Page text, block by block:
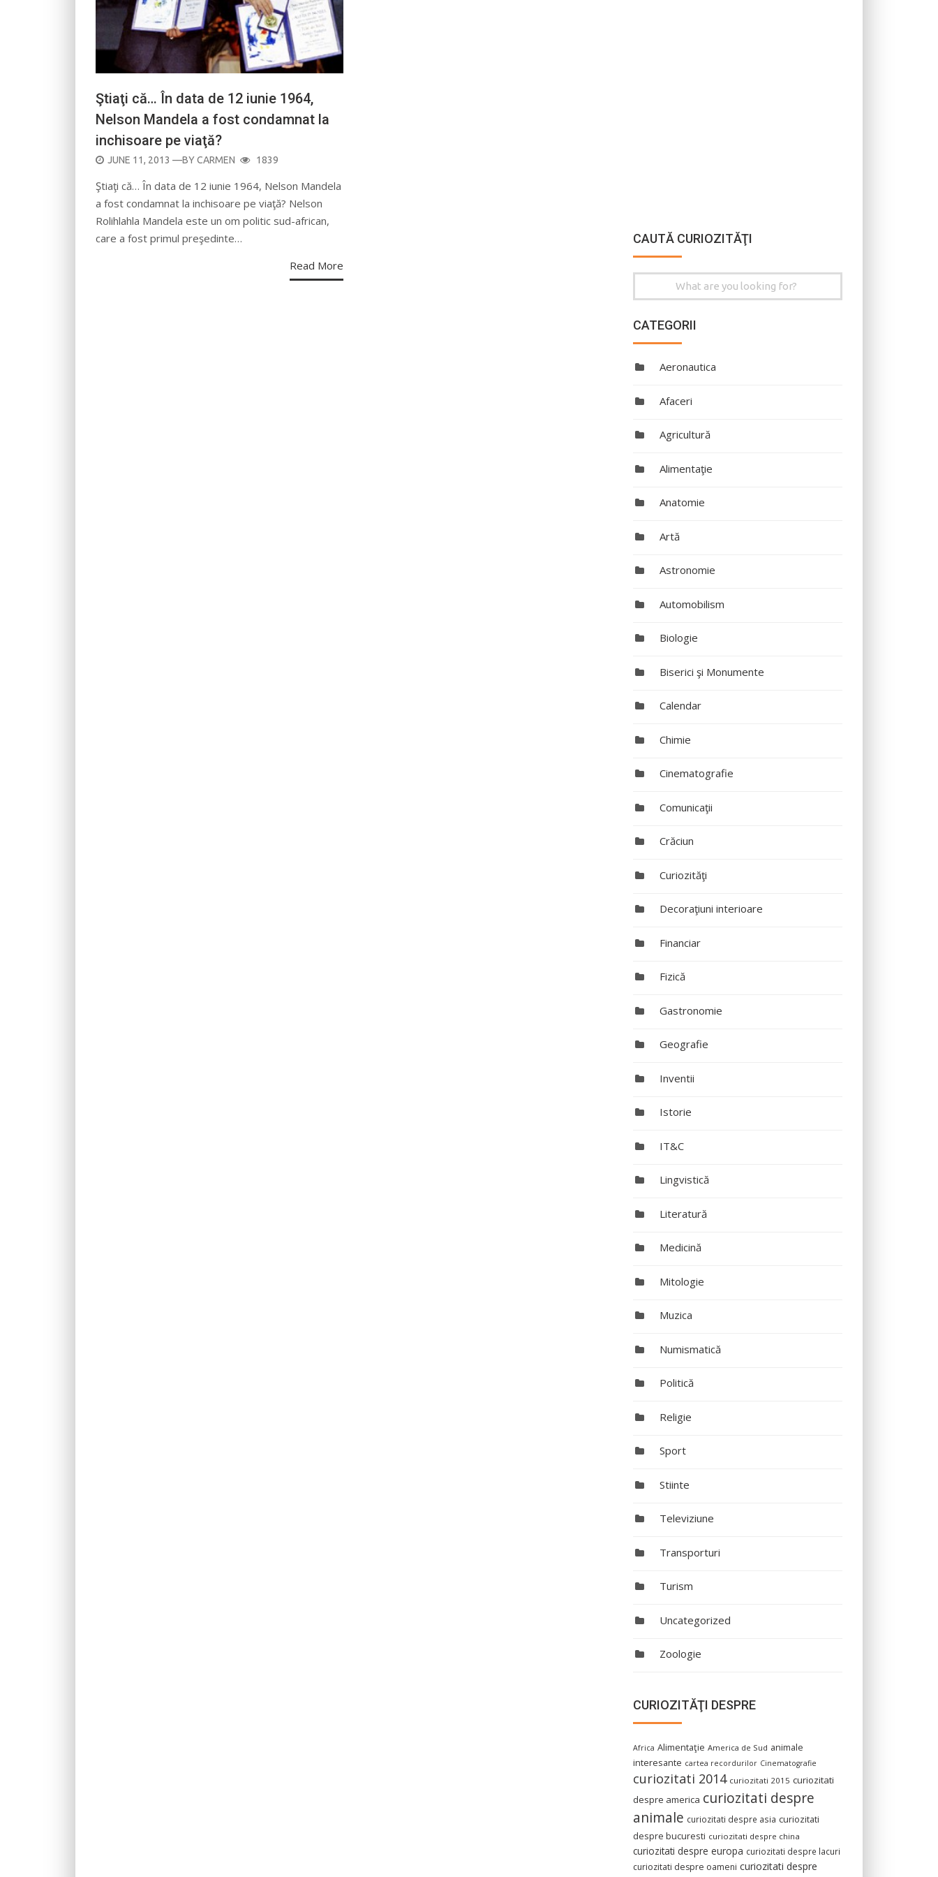
Ştiaţi că… În data de 12 iunie 1964,
Nelson Mandela a fost condamnat la
inchisoare pe viaţă?
POSTED
JUNE 11, 2013 —BYCARMEN 1839
Ştiaţi că… În data de 12 iunie 1964, Nelson Mandela
a fost condamnat la inchisoare pe viaţă? Nelson
Rolihlahla Mandela este un om politic sud-african,
care a fost primul preşedinte…
Read More
CAUTĂ CURIOZITĂŢI
Search
CATEGORII
Aeronautica
Afaceri
Agricultură
Alimentaţie
Anatomie
Artă
Astronomie
Automobilism
Biologie
Biserici şi Monumente
Calendar
Chimie
Cinematografie
Comunicaţii
Crăciun
Curiozităţi
Decoraţiuni interioare
Financiar
Fizică
Gastronomie
Geografie
Inventii
Istorie
IT&C
Lingvistică
Literatură
Medicină
Mitologie
Muzica
Numismatică
Politică
Religie
Sport
Stiinte
Televiziune
Transporturi
Turism
Uncategorized
Zoologie
CURIOZITĂŢI DESPRE
Africa Alimentaţie America de Sud animale
interesante cartea recordurilor Cinematografie
curiozitati 2014 curiozitati 2015 curiozitati
despre america curiozitati despre
animale curiozitati despre asia curiozitati
despre bucuresti curiozitati despre china
curiozitati despre europa curiozitati despre lacuri
curiozitati despre oameni curiozitati despre